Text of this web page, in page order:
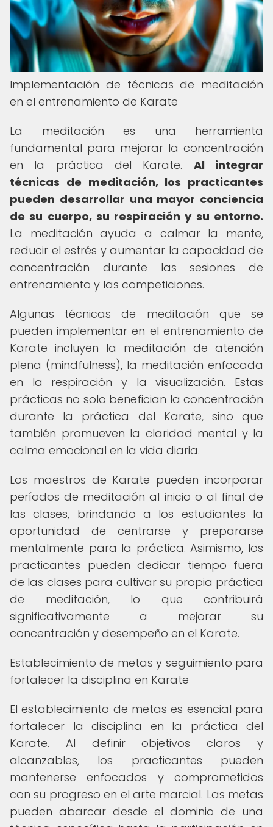
Implementación de técnicas de meditación
en el entrenamiento de Karate
La meditación es una herramienta
fundamental para mejorar la concentración
en la práctica del Karate. Al integrar
técnicas de meditación, los practicantes
pueden desarrollar una mayor conciencia
de su cuerpo, su respiración y su entorno.
La meditación ayuda a calmar la mente,
reducir el estrés y aumentar la capacidad de
concentración durante las sesiones de
entrenamiento y las competiciones.
Algunas técnicas de meditación que se
pueden implementar en el entrenamiento de
Karate incluyen la meditación de atención
plena (mindfulness), la meditación enfocada
en la respiración y la visualización. Estas
prácticas no solo benefician la concentración
durante la práctica del Karate, sino que
también promueven la claridad mental y la
calma emocional en la vida diaria.
Los maestros de Karate pueden incorporar
períodos de meditación al inicio o al final de
las clases, brindando a los estudiantes la
oportunidad de centrarse y prepararse
mentalmente para la práctica. Asimismo, los
practicantes pueden dedicar tiempo fuera
de las clases para cultivar su propia práctica
de meditación, lo que contribuirá
significativamente a mejorar su
concentración y desempeño en el Karate.
Establecimiento de metas y seguimiento para
fortalecer la disciplina en Karate
El establecimiento de metas es esencial para
fortalecer la disciplina en la práctica del
Karate. Al definir objetivos claros y
alcanzables, los practicantes pueden
mantenerse enfocados y comprometidos
con su progreso en el arte marcial. Las metas
pueden abarcar desde el dominio de una